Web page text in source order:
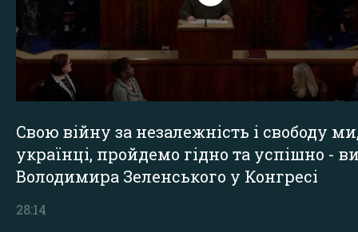
Свою війну за незалежність і свободу
українці, пройдемо гідно та успішно -
Володимира Зеленського у Конгресі
28:14